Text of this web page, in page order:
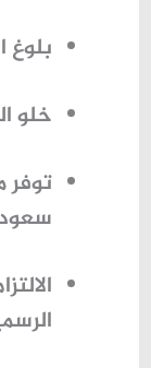
بلوغ
خلو
توفر